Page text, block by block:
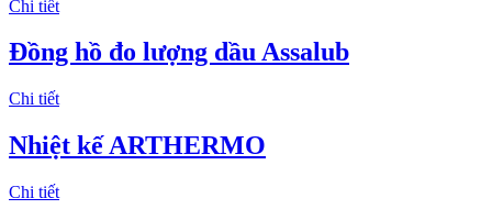
Chi tiết
Đồng hồ đo lượng dầu Assalub
Chi tiết
Nhiệt kế ARTHERMO
Chi tiết